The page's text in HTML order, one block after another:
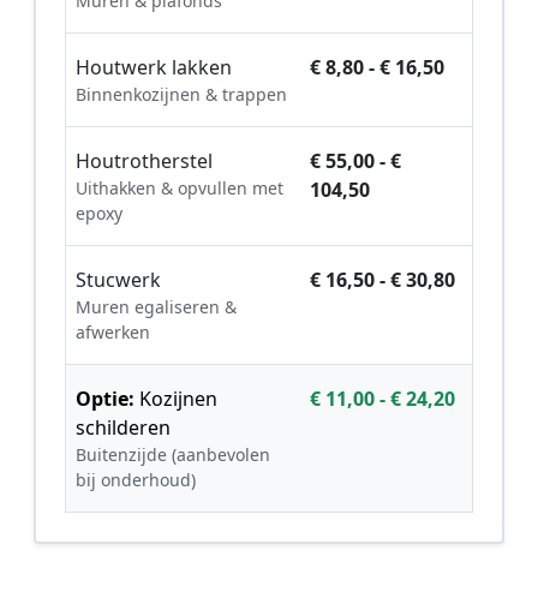
Houtwerk lakken
Binnenkozijnen & trappen
€ 8,80 - € 16,50
Houtrotherstel
Uithakken & opvullen met
epoxy
€ 55,00 - €
104,50
Stucwerk
Muren egaliseren &
afwerken
€ 16,50 - € 30,80
Optie: Kozijnen
schilderen
Buitenzijde (aanbevolen
bij onderhoud)
€ 11,00 - € 24,20